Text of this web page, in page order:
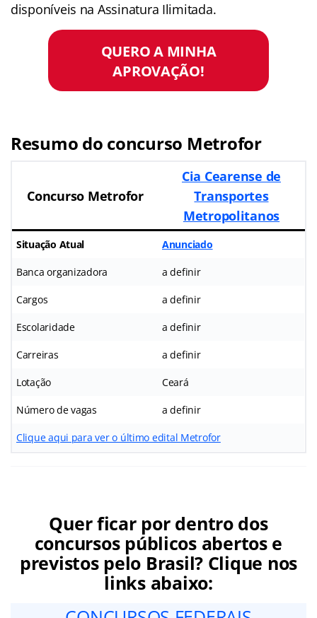
disponíveis na Assinatura Ilimitada.
QUERO A MINHA
APROVAÇÃO!
Resumo do concurso Metrofor
Concurso Metrofor
Cia Cearense de
Transportes
Metropolitanos
Situação Atual Anunciado
Banca organizadora a definir
Cargos a definir
Escolaridade a definir
Carreiras a definir
Lotação Ceará
Número de vagas a definir
Clique aqui para ver o último edital Metrofor
Quer ficar por dentro dos
concursos públicos abertos e
previstos pelo Brasil? Clique nos
links abaixo: